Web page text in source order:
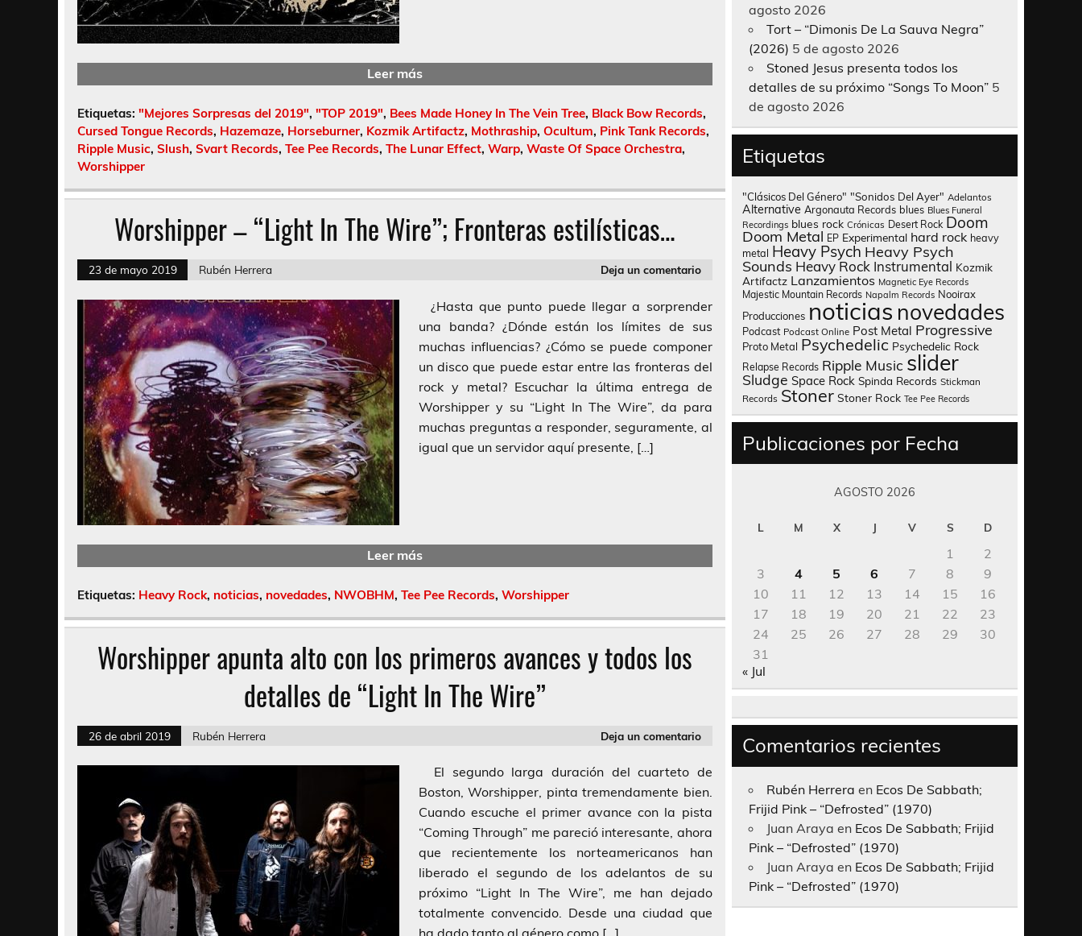
Leer más
Etiquetas: "Mejores Sorpresas del 2019", "TOP 2019", Bees Made Honey In The Vein Tree, Black Bow Records,
Cursed Tongue Records, Hazemaze, Horseburner, Kozmik Artifactz, Mothraship, Ocultum, Pink Tank Records,
Ripple Music, Slush, Svart Records, Tee Pee Records, The Lunar Effect, Warp, Waste Of Space Orchestra,
Worshipper
Worshipper – “Light In The Wire”; Fronteras estilísticas…
23 de mayo 2019 Rubén Herrera Deja un comentario
¿Hasta que punto puede llegar a sorprender
una banda? ¿Dónde están los límites de sus
muchas influencias? ¿Cómo se puede componer
un disco que puede estar entre las fronteras del
rock y metal? Escuchar la última entrega de
Worshipper y su “Light In The Wire”, da para
muchas preguntas a responder, seguramente, al
igual que un servidor aquí presente, […]
Leer más
Etiquetas: Heavy Rock, noticias, novedades, NWOBHM, Tee Pee Records, Worshipper
Worshipper apunta alto con los primeros avances y todos los
detalles de “Light In The Wire”
26 de abril 2019 Rubén Herrera Deja un comentario
El segundo larga duración del cuarteto de
Boston, Worshipper, pinta tremendamente bien.
Cuando escuche el primer avance con la pista
“Coming Through” me pareció interesante, ahora
que recientemente los norteamericanos han
liberado el segundo de los adelantos de su
próximo “Light In The Wire”, me han dejado
totalmente convencido. Desde una ciudad que
agosto 2026
Tort – “Dimonis De La Sauva Negra”
(2026) 5 de agosto 2026
Stoned Jesus presenta todos los
detalles de su próximo “Songs To Moon” 5
de agosto 2026
Etiquetas
"Clásicos Del Género" "Sonidos Del Ayer" Adelantos
Alternative Argonauta Records blues Blues Funeral
Recordings blues rock Crónicas Desert Rock Doom
Doom Metal EP Experimental hard rock heavy
metal Heavy Psych Heavy Psych
Sounds Heavy Rock Instrumental Kozmik
Artifactz Lanzamientos Magnetic Eye Records
Majestic Mountain Records Napalm Records Nooirax
Producciones noticias novedades
Podcast Podcast Online Post Metal Progressive
Proto Metal Psychedelic Psychedelic Rock
Relapse Records Ripple Music slider
Sludge Space Rock Spinda Records Stickman
Records Stoner Stoner Rock Tee Pee Records
Publicaciones por Fecha
AGOSTO 2026
L M X J V S D
1
2
3
4 5 6 7 8
9
10
11 12 13 14 15
16
17
18 19 20 21 22
23
24
25 26 27 28 29
30
31
« Jul
Comentarios recientes
Rubén Herrera en Ecos De Sabbath;
Frijid Pink – “Defrosted” (1970)
Juan Araya en Ecos De Sabbath; Frijid
Pink – “Defrosted” (1970)
Juan Araya en Ecos De Sabbath; Frijid
Pink – “Defrosted” (1970)